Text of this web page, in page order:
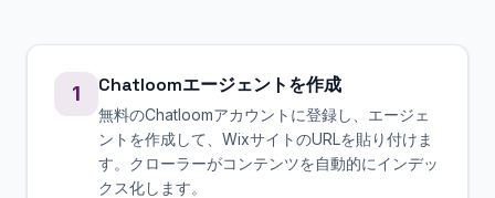
1 Chatloomエージェントを作成
無料のChatloomアカウントに登録し、エージェ
ントを作成して、WixサイトのURLを貼り付けま
す。クローラーがコンテンツを自動的にインデッ
クス化します。